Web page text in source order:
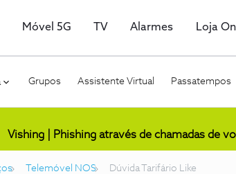
Móvel 5G TV Alarmes Loja
Grupos Assistente Virtual Passatempos
Vishing | Phishing através de chamadas de
Telemóvel NOS Dúvida Tarifário Like